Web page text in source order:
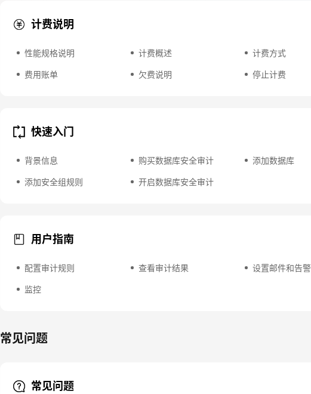
计费说明
性能规格说明 计费概述 计费方式
费用账单 欠费说明 停止计费
快速入门
背景信息 购买数据库安全审计 添加数据库
添加安全组规则 开启数据库安全审计
用户指南
配置审计规则 查看审计结果 设置邮件和告
监控
常见问题
常见问题